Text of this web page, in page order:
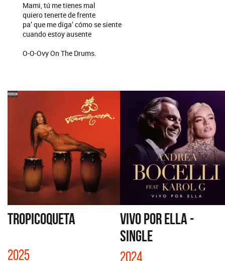
Mami, tú me tienes mal
quiero tenerte de frente
pa’ que me diga’ cómo se siente
cuando estoy ausente
O-O-Ovy On The Drums.
TROPICOQUETA
2025
VIVO POR ELLA -
SINGLE
2024